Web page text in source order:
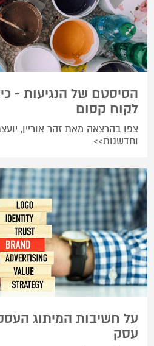
הסיסטם של הנגיעות -
לקוח קסום
צפו בהרצאה מאת זהר אוריין,
וחדשנות>>
על חשיבות המיתוג
עסק